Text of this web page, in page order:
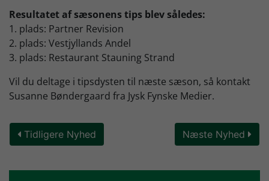
Køb Billet
Resultatet af sæsonens tips blev således:
1. plads: Partner Revision
2. plads: Vestjyllands Andel
3. plads: Restaurant Stauning Strand
Vil du deltage i tipsdysten til næste sæson, så kontakt
Susanne Bøndergaard fra Jysk Fynske Medier.
Tidligere Nyhed Næste Nyhed